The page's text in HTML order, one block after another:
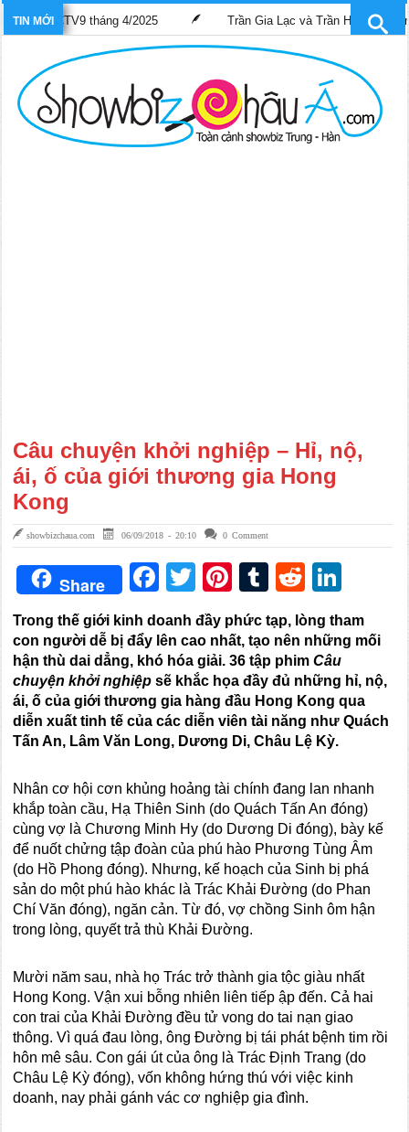
TIN MỚItháng 4/2025 Trần Gia Lạc và Trần Hiểu Hoa lần đầu
Câu chuyện khởi nghiệp – Hỉ, nộ,
ái, ố của giới thương gia Hong
Kong
showbizchaua.com 06/09/2018 - 20:10 0 Comment
Share Facebook
TwitterPinterest
TumblrReddit
Trong thế giới kinh doanh đầy phức tạp, lòng tham
con người dễ bị đẩy lên cao nhất, tạo nên những mối
hận thù dai dẳng, khó hóa giải. 36 tập phimCâu
chuyện khởi nghiệp sẽ khắc họa đầy đủ những hỉ, nộ,
ái, ố của giới thương gia hàng đầu Hong Kong qua
diễn xuất tinh tế của các diễn viên tài năng như Quách
Tấn An, Lâm Văn Long, Dương Di, Châu Lệ Kỳ.
Nhân cơ hội cơn khủng hoảng tài chính đang lan nhanh
khắp toàn cầu, Hạ Thiên Sinh (do Quách Tấn An đóng)
cùng vợ là Chương Minh Hy (do Dương Di đóng), bày kế
để nuốt chửng tập đoàn của phú hào Phương Tùng Âm
(do Hồ Phong đóng). Nhưng, kế hoạch của Sinh bị phá
sản do một phú hào khác là Trác Khải Đường (do Phan
Chí Văn đóng), ngăn cản. Từ đó, vợ chồng Sinh ôm hận
trong lòng, quyết trả thù Khải Đường.
Mười năm sau, nhà họ Trác trở thành gia tộc giàu nhất
Hong Kong. Vận xui bỗng nhiên liên tiếp ập đến. Cả hai
con trai của Khải Đường đều tử vong do tai nạn giao
thông. Vì quá đau lòng, ông Đường bị tái phát bệnh tim rồi
hôn mê sâu. Con gái út của ông là Trác Định Trang (do
Châu Lệ Kỳ đóng), vốn không hứng thú với việc kinh
doanh, nay phải gánh vác cơ nghiệp gia đình.